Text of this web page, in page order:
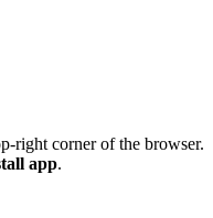
right corner of the browser.
app.